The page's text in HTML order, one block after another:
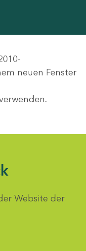
neuen Fenster
Website der
auswählen